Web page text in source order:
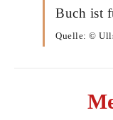
Buch ist
Quelle: ©